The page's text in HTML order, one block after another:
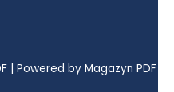
| Powered by Magazyn PDF